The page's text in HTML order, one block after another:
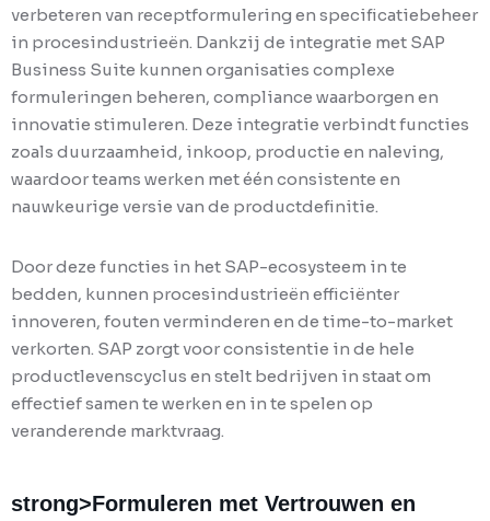
verbeteren van receptformulering en specificatiebeheer
in procesindustrieën. Dankzij de integratie met SAP
Business Suite kunnen organisaties complexe
formuleringen beheren, compliance waarborgen en
innovatie stimuleren. Deze integratie verbindt functies
zoals duurzaamheid, inkoop, productie en naleving,
waardoor teams werken met één consistente en
nauwkeurige versie van de productdefinitie.
Door deze functies in het SAP-ecosysteem in te
bedden, kunnen procesindustrieën efficiënter
innoveren, fouten verminderen en de time-to-market
verkorten. SAP zorgt voor consistentie in de hele
productlevenscyclus en stelt bedrijven in staat om
effectief samen te werken en in te spelen op
veranderende marktvraag.
strong>Formuleren met Vertrouwen en